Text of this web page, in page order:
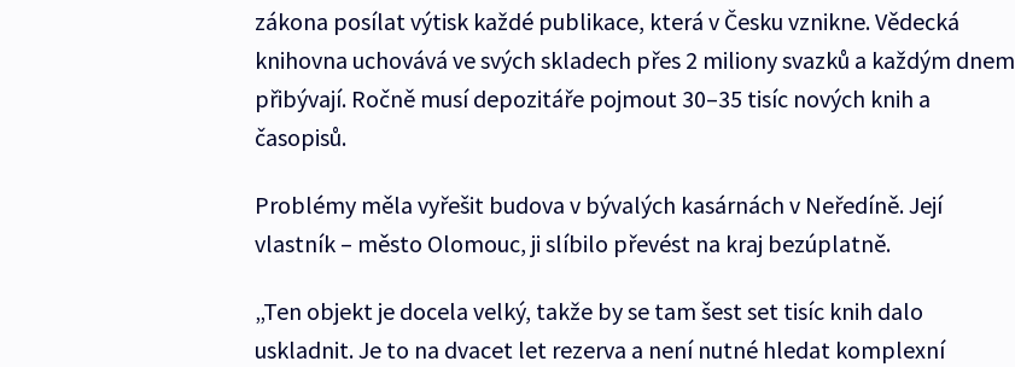
zákona posílat výtisk každé publikace, která v Česku vznikne. Vědecká
knihovna uchovává ve svých skladech přes 2 miliony svazků a každým dnem
přibývají. Ročně musí depozitáře pojmout 30–35 tisíc nových knih a
časopisů.
Problémy měla vyřešit budova v bývalých kasárnách v Neředíně. Její
vlastník – město Olomouc, ji slíbilo převést na kraj bezúplatně.
„Ten objekt je docela velký, takže by se tam šest set tisíc knih dalo
uskladnit. Je to na dvacet let rezerva a není nutné hledat komplexní